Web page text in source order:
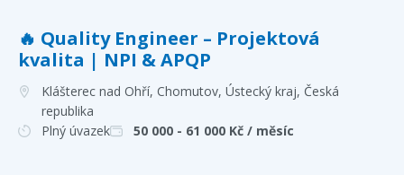
🔥 Quality Engineer – Projektová
kvalita | NPI & APQP
Klášterec nad Ohří, Chomutov, Ústecký kraj, Česká
republika
Plný úvazek
50 000 - 61 000 Kč / měsíc